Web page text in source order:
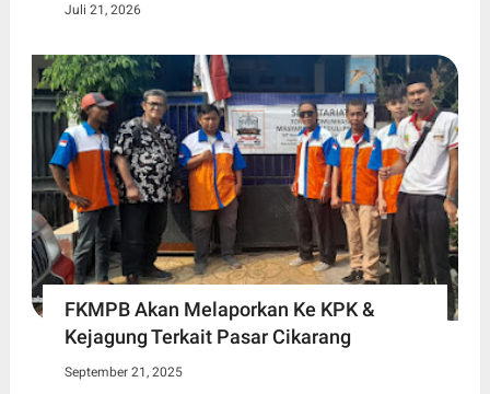
Juli 21, 2026
FKMPB Akan Melaporkan Ke KPK &
Kejagung Terkait Pasar Cikarang
September 21, 2025